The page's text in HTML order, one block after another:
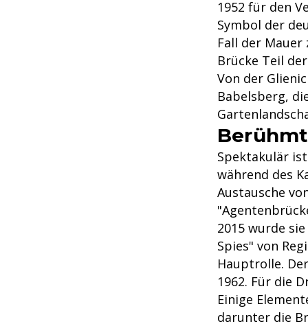
1952 für den
Symbol der
Fall der
Brücke Teil
Von der
Babelsberg,
Spektakulär
während des
Austausche
2015 wurde
Spies" von
Hauptrolle.
1962. Für die
Einige
darunter die